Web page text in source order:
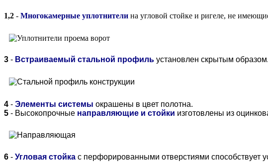
1,2 - Многокамерные уплотнители на угловой стойке и ригеле, не
3 - Встраиваемый стальной профиль установлен скрытым
4 - Элементы системы окрашены в цвет полотна.
5 - Высокопрочные направляющие и стойки изготовлены из
6 - Угловая стойка с перфорированными отверстиями способствует